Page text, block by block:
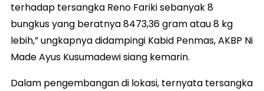
terhadap tersangka Reno Fariki sebanyak 8
bungkus yang beratnya 8473,36 gram atau 8 kg
lebih,” ungkapnya didampingi Kabid Penmas, AKBP Ni
Made Ayus Kusumadewi siang kemarin.
Dalam pengembangan di lokasi, ternyata tersangka